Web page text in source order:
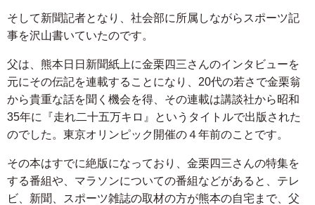
そして新聞記者となり、社会部に所属しながらスポーツ記
事を沢山書いていたのです。
父は、熊本日日新聞紙上に金栗四三さんのインタビューを
元にその伝記を連載することになり、20代の若さで金栗翁
から貴重な話を聞く機会を得、その連載は講談社から昭和
35年に『走れ二十五万キロ』というタイトルで出版された
のでした。東京オリンピック開催の４年前のことです。
その本はすでに絶版になっており、金栗四三さんの特集を
する番組や、マラソンについての番組などがあると、テレ
ビ、新聞、スポーツ雑誌の取材の方が熊本の自宅まで、父